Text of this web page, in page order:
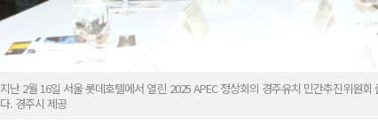
지난 2월 16일 서울 롯데호텔에서 열린 2025 APEC 정상회의 경주유치 민간추진위원
다. 경주시 제공